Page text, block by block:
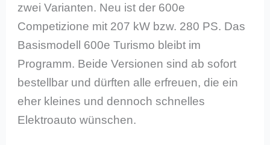
zwei Varianten. Neu ist der 600e
Competizione mit 207 kW bzw. 280 PS. Das
Basismodell 600e Turismo bleibt im
Programm. Beide Versionen sind ab sofort
bestellbar und dürften alle erfreuen, die ein
eher kleines und dennoch schnelles
Elektroauto wünschen.